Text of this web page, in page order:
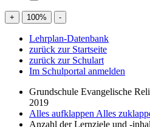
+ 100% -
Lehrplan-Datenbank
zurück zur Startseite
zurück zur Schulart
Im Schulportal anmelden
Grundschule Evangelische
2019
Alles aufklappen Alles
Anzahl der Lernziele und -